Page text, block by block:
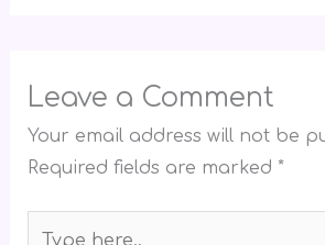
Leave a Comment
Your email address will not be
Required fields are marked *